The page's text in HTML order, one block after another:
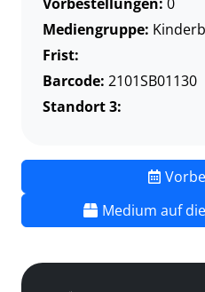
Mediengruppe:
Frist:
Barcode: 2101SB01130
Standort 3:
Medium auf